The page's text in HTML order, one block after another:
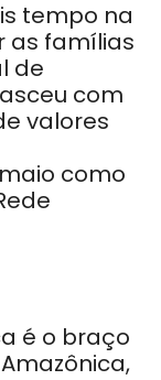
tempo na
as famílias
de
com
valores
como
é o braço